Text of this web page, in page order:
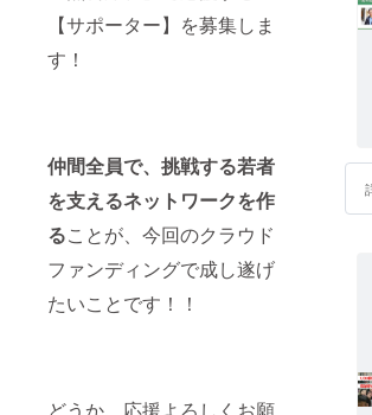
【サポーター】を募集しま
す！
仲間全員で、挑戦する若者
を支えるネットワークを作
ることが、今回のクラウド
ファンディングで成し遂げ
たいことです！！
どうか、応援よろしくお願